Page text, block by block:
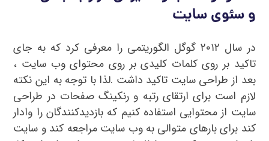
و سئوی سایت
در سال ۲۰۱۲ گوگل الگوریتمی را معرفی کرد که به جای
تاکید بر روی کلمات کلیدی بر روی محتوای وب سایت ،
بعد از طراحی سایت تاکید داشت .لذا با توجه به این نکته
لازم است برای ارتقای رتبه و رنکینگ صفحات در طراحی
سایت از محتوایی استفاده کنیم که بازدیدکنندگان را وادار
کند برای بارهای متوالی به وب سایت مراجعه کند و سایت